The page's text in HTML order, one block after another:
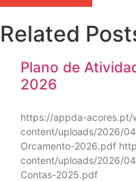
Related
Plano de
2026
https://appda-acores.pt/
content/uploads/2026/
Orcamento-2026.pdf
content/uploads/2026/
Contas-2025.pdf